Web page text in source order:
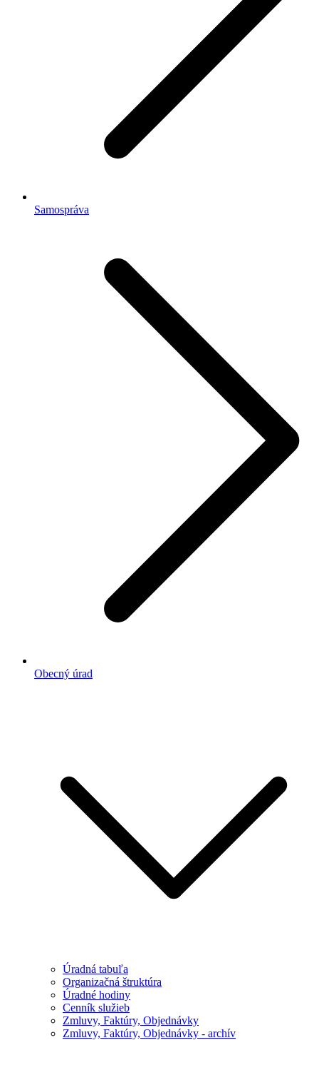
Samospráva
Obecný úrad
Úradná tabuľa
Organizačná štruktúra
Úradné hodiny
Cenník služieb
Zmluvy, Faktúry, Objednávky
Zmluvy, Faktúry, Objednávky - archív